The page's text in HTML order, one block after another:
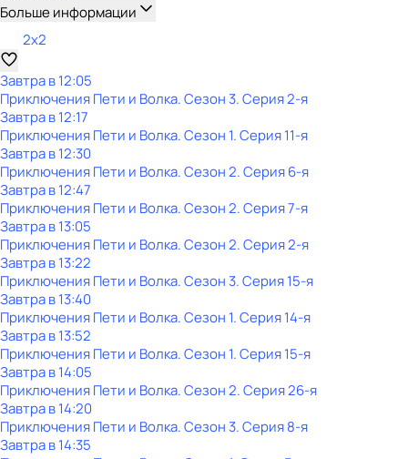
Больше информации
2x2
Завтра в 12:05
Приключения Пети и Волка. Сезон 3. Серия 2-я
Завтра в 12:17
Приключения Пети и Волка. Сезон 1. Серия 11-я
Завтра в 12:30
Приключения Пети и Волка. Сезон 2. Серия 6-я
Завтра в 12:47
Приключения Пети и Волка. Сезон 2. Серия 7-я
Завтра в 13:05
Приключения Пети и Волка. Сезон 2. Серия 2-я
Завтра в 13:22
Приключения Пети и Волка. Сезон 3. Серия 15-я
Завтра в 13:40
Приключения Пети и Волка. Сезон 1. Серия 14-я
Завтра в 13:52
Приключения Пети и Волка. Сезон 1. Серия 15-я
Завтра в 14:05
Приключения Пети и Волка. Сезон 2. Серия 26-я
Завтра в 14:20
Приключения Пети и Волка. Сезон 3. Серия 8-я
Завтра в 14:35